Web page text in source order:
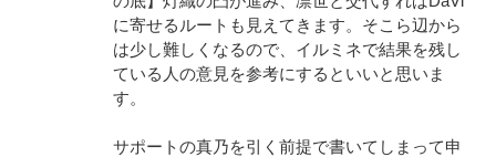
に寄せるルートも見えてきます。そこら辺から
は少し難しくなるので、イルミネで結果を残し
ている人の意見を参考にするといいと思いま
す。
サポートの真乃を引く前提で書いてしまって申